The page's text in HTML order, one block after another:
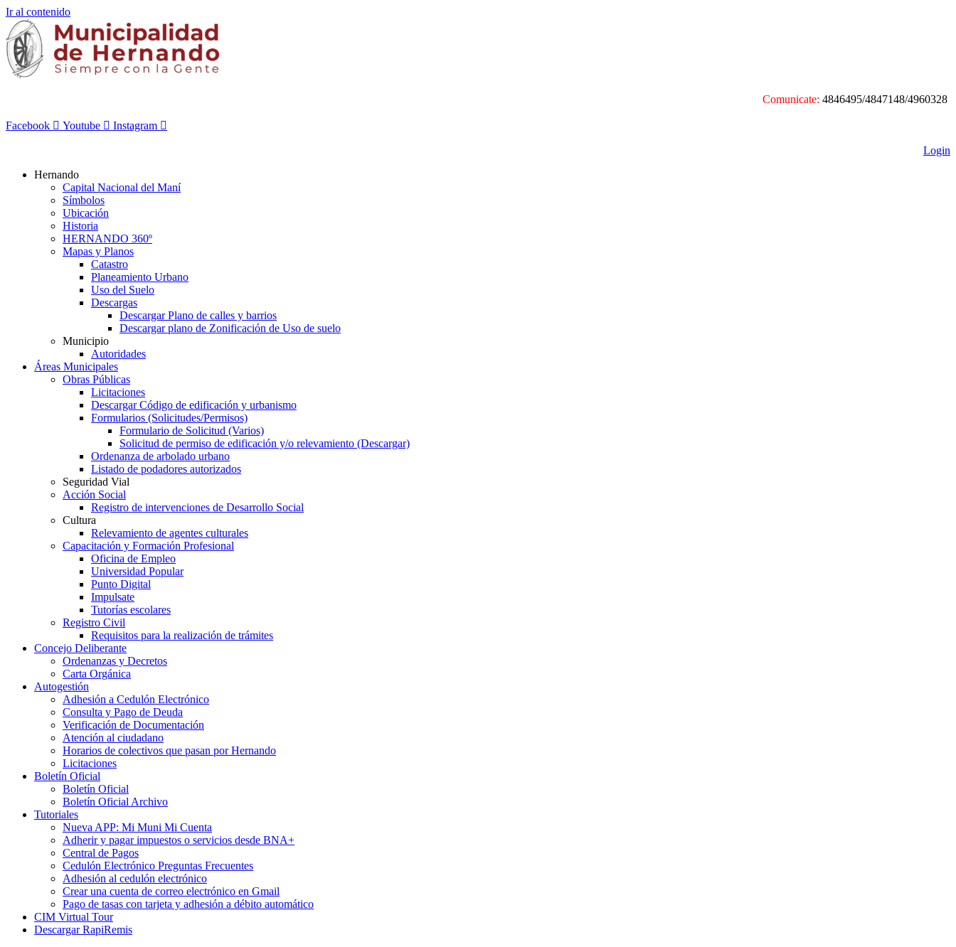
Ir al contenido
Comunicate: 4846495/4847148/4960328
Facebook Youtube Instagram
Login
Hernando
Capital Nacional del Maní
Símbolos
Ubicación
Historia
HERNANDO 360º
Mapas y Planos
Catastro
Planeamiento Urbano
Uso del Suelo
Descargas
Descargar Plano de calles y barrios
Descargar plano de Zonificación de Uso de suelo
Municipio
Autoridades
Áreas Municipales
Obras Públicas
Licitaciones
Descargar Código de edificación y urbanismo
Formularios (Solicitudes/Permisos)
Formulario de Solicitud (Varios)
Solicitud de permiso de edificación y/o relevamiento (Descargar)
Ordenanza de arbolado urbano
Listado de podadores autorizados
Seguridad Vial
Acción Social
Registro de intervenciones de Desarrollo Social
Cultura
Relevamiento de agentes culturales
Capacitación y Formación Profesional
Oficina de Empleo
Universidad Popular
Punto Digital
Impulsate
Tutorías escolares
Registro Civil
Requisitos para la realización de trámites
Concejo Deliberante
Ordenanzas y Decretos
Carta Orgánica
Autogestión
Adhesión a Cedulón Electrónico
Consulta y Pago de Deuda
Verificación de Documentación
Atención al ciudadano
Horarios de colectivos que pasan por Hernando
Licitaciones
Boletín Oficial
Boletín Oficial
Boletín Oficial Archivo
Tutoriales
Nueva APP: Mi Muni Mi Cuenta
Adherir y pagar impuestos o servicios desde BNA+
Central de Pagos
Cedulón Electrónico Preguntas Frecuentes
Adhesión al cedulón electrónico
Crear una cuenta de correo electrónico en Gmail
Pago de tasas con tarjeta y adhesión a débito automático
CIM Virtual Tour
Descargar RapiRemis